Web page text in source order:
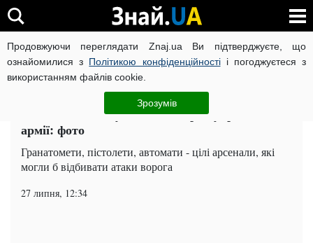
Продовжуючи переглядати Znaj.ua Ви підтверджуєте, що
ознайомилися з Політикою конфіденційностіі погоджуєтеся з
використанням файлів cookie.
Зрозумів
ВІЙНА РОСІЇ ПРОТИ УКРАЇНИ КОРОНАВІРУС В УКРАЇНІ
ЧИТАТЬ НА РУССКОМ
СБУ показала, куди зникає зброя української
армії: фото
Гранатомети, пістолети, автомати - цілі арсенали, які
могли б відбивати атаки ворога
27 липня, 12:34